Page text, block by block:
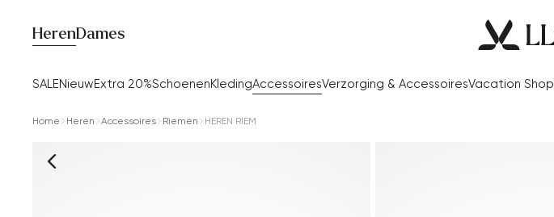
Heren
SALENieuwExtra 20%SchoenenKledingAccessoiresVerzorging & AccessoiresVacation Shop
Dames
Home Heren Accessoires Riemen HEREN RIEM